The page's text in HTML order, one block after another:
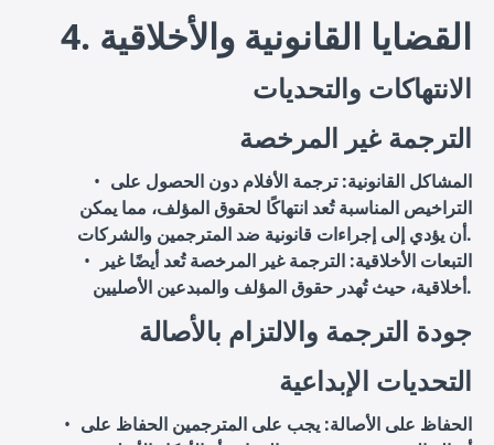
4. القضايا القانونية والأخلاقية
الانتهاكات والتحديات
الترجمة غير المرخصة
المشاكل القانونية: ترجمة الأفلام دون الحصول على
التراخيص المناسبة تُعد انتهاكًا لحقوق المؤلف، مما يمكن
أن يؤدي إلى إجراءات قانونية ضد المترجمين والشركات.
التبعات الأخلاقية: الترجمة غير المرخصة تُعد أيضًا غير
أخلاقية، حيث تُهدر حقوق المؤلف والمبدعين الأصليين.
جودة الترجمة والالتزام بالأصالة
التحديات الإبداعية
الحفاظ على الأصالة: يجب على المترجمين الحفاظ على